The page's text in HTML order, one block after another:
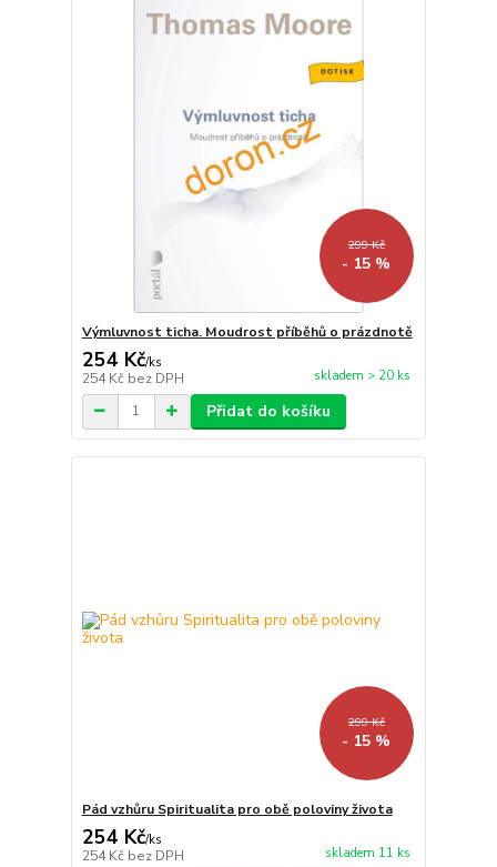
299 Kč
- 15 %
Výmluvnost ticha. Moudrost příběhů o prázdnotě
254 Kč/ks
254 Kč bez DPH skladem > 20 ks
Přidat do košíku
299 Kč
- 15 %
Pád vzhůru Spiritualita pro obě poloviny života
254 Kč/ks
254 Kč bez DPH skladem 11 ks